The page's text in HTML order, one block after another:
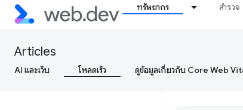
ทรัพยากร สำรวจ
Articles
AI และเว็บ โหลดเร็ว ดูข้อมูลเกี่ยวกับ Core Web